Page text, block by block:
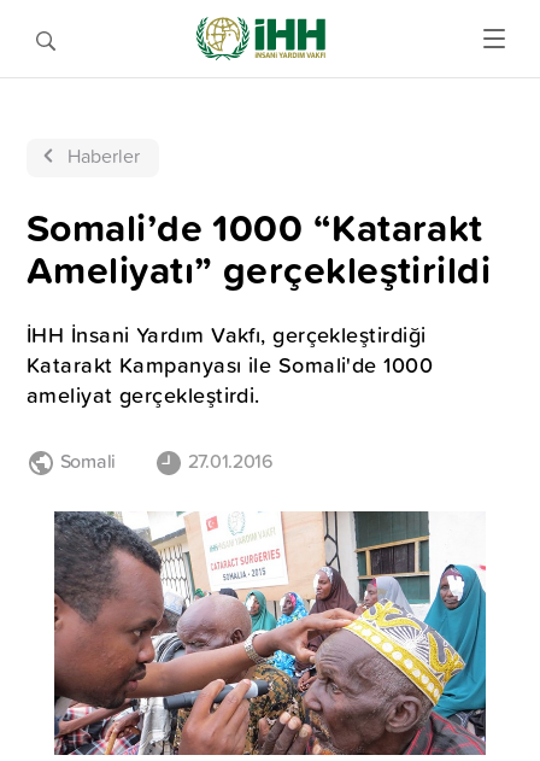
Haberler
Somali’de 1000 “Katarakt
Ameliyatı” gerçekleştirildi
İHH İnsani Yardım Vakfı, gerçekleştirdiği
Katarakt Kampanyası ile Somali'de 1000
ameliyat gerçekleştirdi.
Somali 27.01.2016